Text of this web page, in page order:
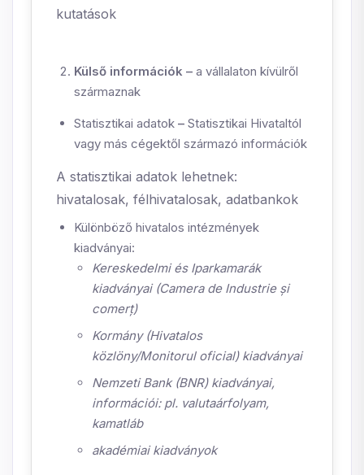
kutatások
Külső információk – a vállalaton kívülről
származnak
Statisztikai adatok – Statisztikai Hivataltól
vagy más cégektől származó információk
A statisztikai adatok lehetnek:
hivatalosak, félhivatalosak, adatbankok
Különböző hivatalos intézmények
kiadványai:
Kereskedelmi és Iparkamarák
kiadványai (Camera de Industrie și
comerț)
Kormány (Hivatalos
közlöny/Monitorul oficial) kiadványai
Nemzeti Bank (BNR) kiadványai,
információi: pl. valutaárfolyam,
kamatláb
akadémiai kiadványok